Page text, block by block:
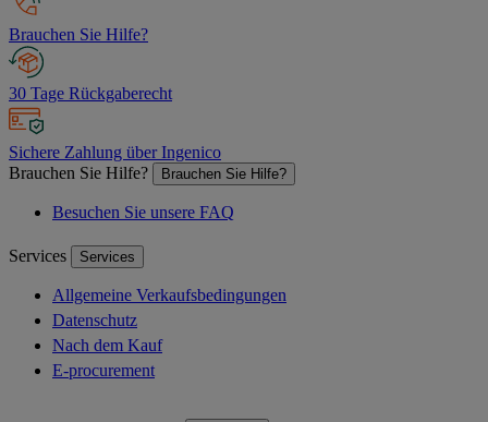
Brauchen Sie Hilfe?
30 Tage Rückgaberecht
Sichere Zahlung über Ingenico
Brauchen Sie Hilfe?
Brauchen Sie Hilfe?
Besuchen Sie unsere FAQ
Services Services
Allgemeine Verkaufsbedingungen
Datenschutz
Nach dem Kauf
E-procurement